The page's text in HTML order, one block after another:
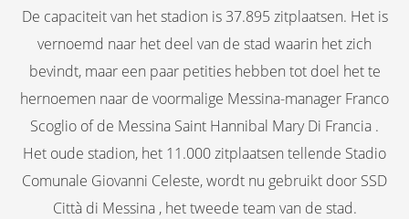
De capaciteit van het stadion is 37.895 zitplaatsen. Het is
vernoemd naar het deel van de stad waarin het zich
bevindt, maar een paar petities hebben tot doel het te
hernoemen naar de voormalige Messina-manager Franco
Scoglio of de Messina Saint Hannibal Mary Di Francia .
Het oude stadion, het 11.000 zitplaatsen tellende Stadio
Comunale Giovanni Celeste, wordt nu gebruikt door SSD
Città di Messina , het tweede team van de stad.